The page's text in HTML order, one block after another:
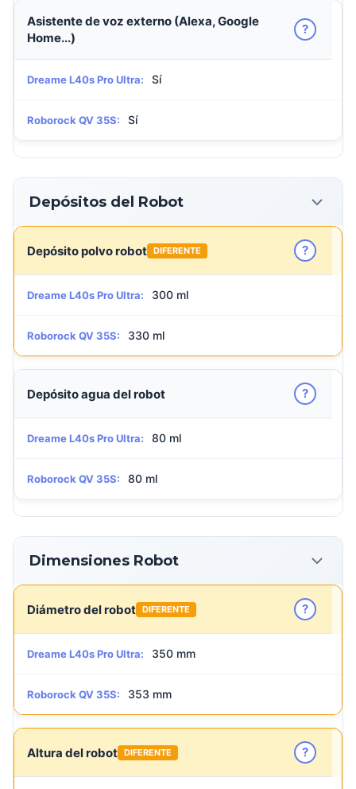
Asistente de voz externo (Alexa, Google
Home...)
?
Dreame L40s Pro Ultra: Sí
Roborock QV 35S: Sí
Depósitos del Robot
Depósito polvo robot DIFERENTE ?
Dreame L40s Pro Ultra: 300 ml
Roborock QV 35S: 330 ml
Depósito agua del robot ?
Dreame L40s Pro Ultra: 80 ml
Roborock QV 35S: 80 ml
Dimensiones Robot
Diámetro del robot DIFERENTE ?
Dreame L40s Pro Ultra: 350 mm
Roborock QV 35S: 353 mm
Altura del robot DIFERENTE ?